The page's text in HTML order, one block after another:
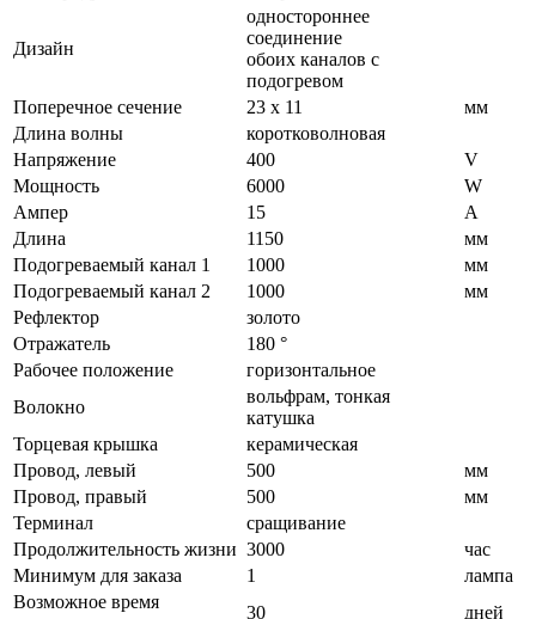
Дизайн
одностороннее
соединение
обоих каналов с
подогревом
Поперечное сечение
23 х 11
мм
Длина волны
коротковолновая
Напряжение
400
V
Мощность
6000
W
Ампер
15
A
Длина
1150
мм
Подогреваемый канал 1
1000
мм
Подогреваемый канал 2
1000
мм
Рефлектор
золото
Отражатель
180 °
Рабочее положение
горизонтальное
Волокно
вольфрам, тонкая
катушка
Торцевая крышка
керамическая
Провод, левый
500
мм
Провод, правый
500
мм
Терминал
сращивание
Продолжительность жизни 3000
час
Минимум для заказа
1
лампа
Возможное время
30 дней